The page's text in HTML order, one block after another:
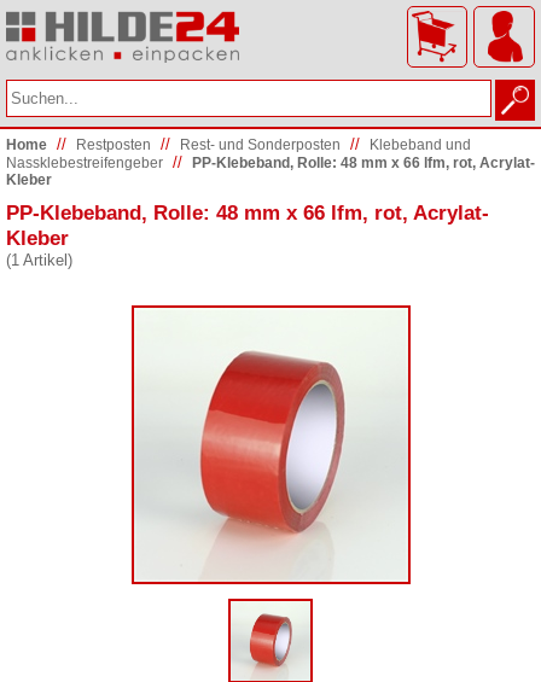
Home // Restposten // Rest- und Sonderposten //
Klebeband und
Nassklebestreifengeber //
PP-Klebeband, Rolle: 48 mm x 66 lfm, rot, Acrylat-
Kleber
PP-Klebeband, Rolle: 48 mm x 66 lfm, rot, Acrylat-
Kleber
(1 Artikel)